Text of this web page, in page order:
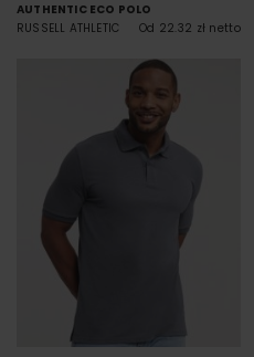
AUTHENTIC ECO POLO
RUSSELL ATHLETIC
Od 22.32 zł netto